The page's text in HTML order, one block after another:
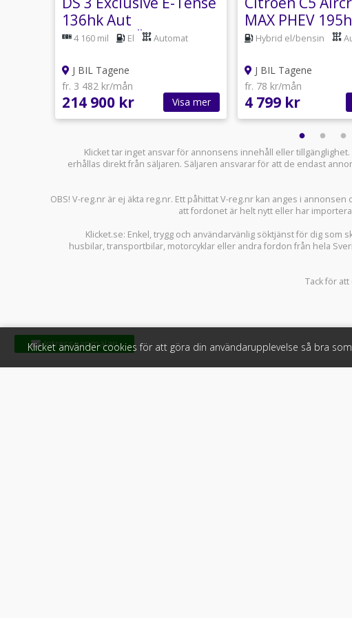
136hk Aut
KAMPANJRÄNTA 3,99%
4 160 mil El Automat
J BIL Tagene
fr. 3 482 kr/mån
214 900 kr Visa mer
MAX PHEV
PRIVATLEASING
Hybrid el/bensin
J BIL Tagene
fr. 78 kr/mån
4 799 kr
Klicket tar inget ansvar för annonsens innehåll eller
erhållas direkt från säljaren. Säljaren ansvarar för att de endast
OBS! V-reg.nr är ej äkta reg.nr. Ett påhittat V-reg.nr kan anges i
att fordonet är helt nytt eller har
Klicket.se: Enkel, trygg och användarvänlig söktjänst för dig som
husbilar,transportbilar, motorcyklar eller andra fordon från hela
Tack för
Klicket använder cookies för att göra din användarupplevelse så bra